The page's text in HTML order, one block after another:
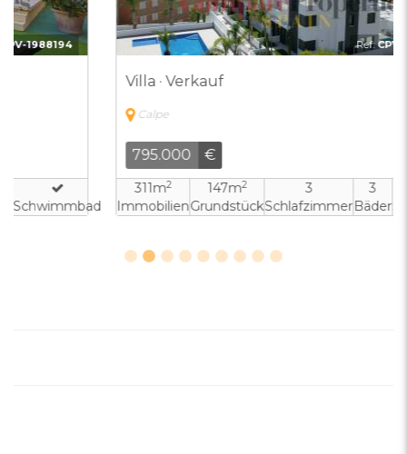
Ref: CPV-8334823
Villa · Verkauf
311m
Immobilien
147m2
Grundstück
3
SchlafzimmerBäderSchwimmbad